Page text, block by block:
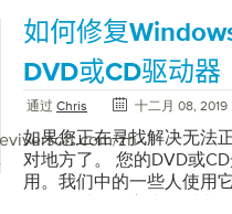
启动问题的不同方法。您
PC无法启动，则可以执
Windows 10无法启动，
有内置的启动修复选项。
件。要访问Windows启动
装光盘。将原始安装DVD
脑。它将直接启动到恢复
步” ，然后选择“修复计算
开计算机电源后就可以多
zh-
如何修复
DVD或CD驱动器
通过 Chris 十二月 08, 2019
如果您正在寻找解决无法
对地方了。 您的DVD或
用。我们中的一些人使用